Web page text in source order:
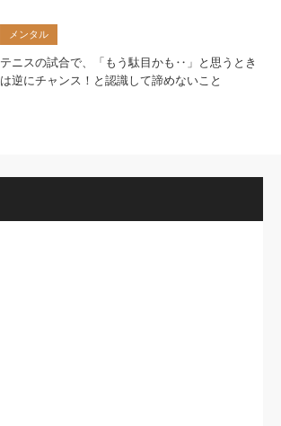
メンタル
テニスの試合で、「もう駄目かも‥」と思うとき
は逆にチャンス！と認識して諦めないこと